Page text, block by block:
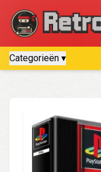
Categorieën ▾